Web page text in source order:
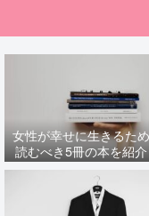
女性が幸せに生きるた
読むべき5冊の本を紹
生変わる】